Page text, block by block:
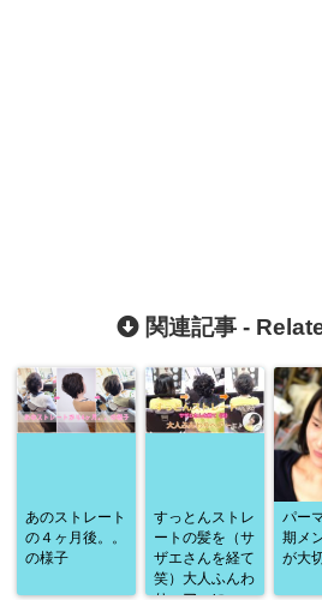
関連記事 -
あのストレート
の４ヶ月後。。
の様子
すっとんストレ
ートの髪を（サ
ザエさんを経て
笑）大人ふんわ
パー
期メ
が大